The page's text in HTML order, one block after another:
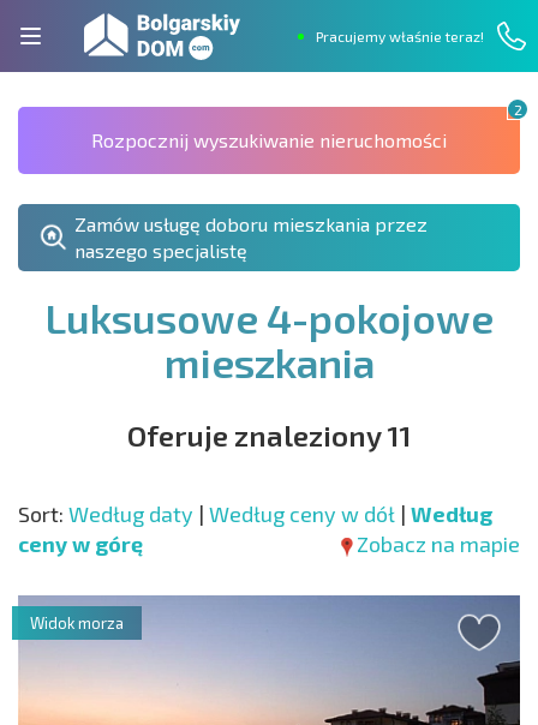
Pracujemy właśnie teraz!
2
Rozpocznij wyszukiwanie nieruchomości
Zamów usługę doboru mieszkania przez
naszego specjalistę
Luksusowe 4-pokojowe
mieszkania
Oferuje znaleziony 11
Sort: Według daty | Według ceny w dół | Według
ceny w górę
Zobacz na mapie
Widok morza